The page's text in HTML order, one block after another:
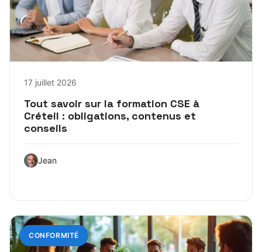
17 juillet 2026
Tout savoir sur la formation CSE à
Créteil : obligations, contenus et
conseils
Jean
CONFORMITÉ